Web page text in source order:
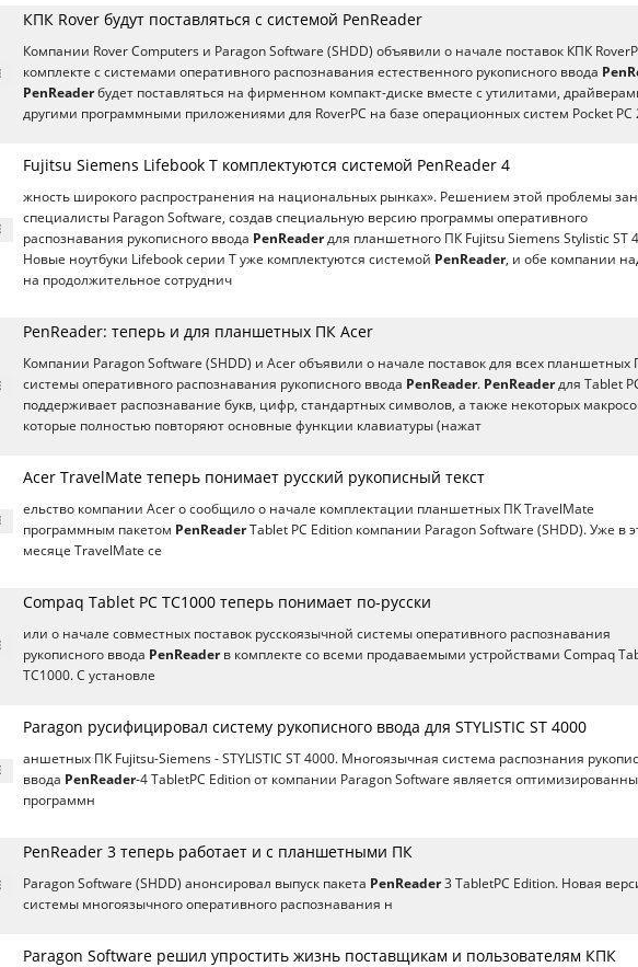
КПК Rover будут поставляться с системой PenReader
Компании Rover Computers и Paragon Software (SHDD) объявили о начале поставок КПК
комплекте с системами оперативного распознавания естественного рукописного ввода
PenReaderбудет поставляться на фирменном компакт-диске вместе с утилитами,
другими программными приложениями для RoverPC на базе операционных систем Pocket PC
Fujitsu Siemens Lifebook T комплектуются системой PenReader 4
жность широкого распространения на национальных рынках». Решением этой проблемы
специалисты Paragon Software, создав специальную версию программы оперативного
распознавания рукописного ввода PenReaderдля планшетного ПК Fujitsu Siemens Stylistic ST
Новые ноутбуки Lifebook серии T уже комплектуются системой PenReader, и обе компании
на продолжительное сотруднич
PenReader: теперь и для планшетных ПК Acer
Компании Paragon Software (SHDD) и Acer объявили о начале поставок для всех планшетных
системы оперативного распознавания рукописного ввода PenReader. PenReaderдля Tablet
поддерживает распознавание букв, цифр, стандартных символов, а также некоторых
которые полностью повторяют основные функции клавиатуры (нажат
Acer TravelMate теперь понимает русский рукописный текст
ельство компании Acer о сообщило о начале комплектации планшетных ПK TravelMate
программным пакетом PenReaderTablet PC Edition компании Paragon Software (SHDD). Уже в
месяце TravelMate се
Compaq Tablet PC TC1000 теперь понимает по-русски
или о начале совместных поставок русскоязычной системы оперативного распознавания
рукописного ввода PenReaderв комплекте со всеми продаваемыми устройствами Compaq
TC1000. С установле
Paragon русифицировал систему рукописного ввода для STYLISTIC ST 4000
аншетных ПК Fujitsu-Siemens - STYLISTIC ST 4000. Многоязычная система распознания
ввода PenReader-4 TabletPC Edition от компании Paragon Software является
программн
PenReader 3 теперь работает и с планшетными ПК
Paragon Software (SHDD) анонсировал выпуск пакета PenReader3 TabletPC Edition. Новая
системы многоязычного оперативного распознавания н
Paragon Software решил упростить жизнь поставщикам и пользователям КПК